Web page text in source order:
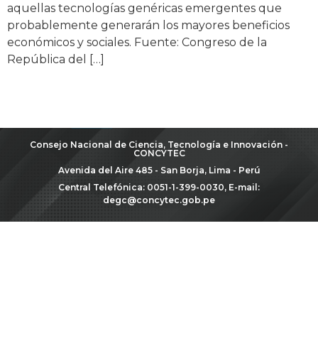
aquellas tecnologías genéricas emergentes que
probablemente generarán los mayores beneficios
económicos y sociales. Fuente: Congreso de la
República del […]
Consejo Nacional de Ciencia, Tecnología e Innovación -
CONCYTEC
Avenida del Aire 485 - San Borja, Lima - Perú
Central Telefónica: 0051-1-399-0030, E-mail:
degc@concytec.gob.pe